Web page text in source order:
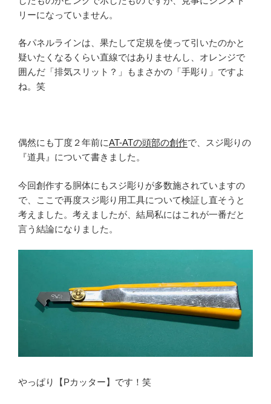
リーになっていません。
各パネルラインは、果たして定規を使って引いたのかと
疑いたくなるくらい直線ではありませんし、オレンジで
囲んだ「排気スリット？」もまさかの「手彫り」ですよ
ね。笑
偶然にも丁度２年前にAT-ATの頭部の創作で、スジ彫りの
『道具』について書きました。
今回創作する胴体にもスジ彫りが多数施されていますの
で、ここで再度スジ彫り用工具について検証し直そうと
考えました。考えましたが、結局私にはこれが一番だと
言う結論になりました。
やっぱり【Pカッター】です！笑